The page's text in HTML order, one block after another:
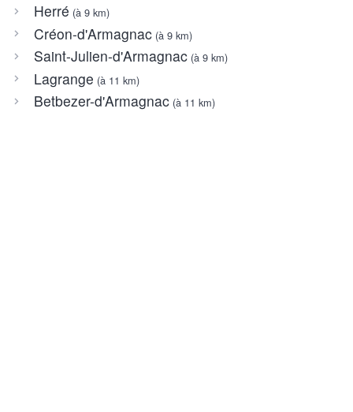
Herré (à 9 km)
Créon-d'Armagnac(à 9 km)
Saint-Julien-d'Armagnac(à 9 km)
Lagrange (à 11 km)
Betbezer-d'Armagnac(à 11 km)